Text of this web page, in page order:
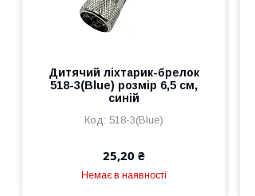
Дитячий ліхтарик-брелок
518-3(Blue) розмір 6,5 см,
синій
518-3(Blue)
25,20 ₴
Немає в наявності